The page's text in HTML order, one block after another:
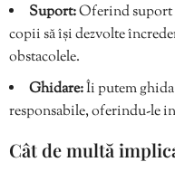
Suport:Oferind suport
copii să își dezvolte
obstacolele.
Ghidare:Îi putem ghida
responsabile, oferindu-le
Cât de multă